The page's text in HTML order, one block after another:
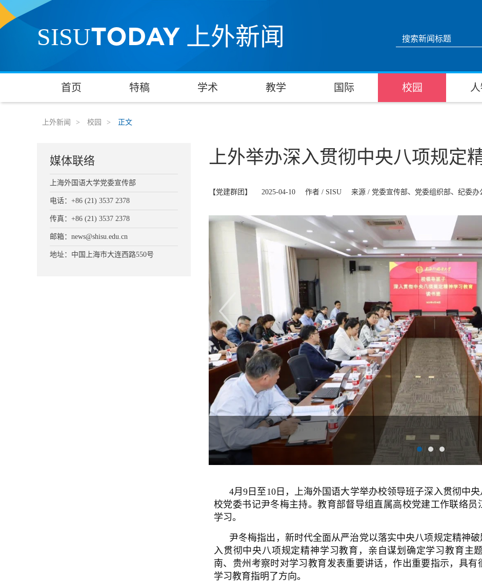
SISUTODAY 上外新闻
首页 特稿 学术 教学 国际 校园
上外新闻 > 校园 > 正文
上外举办深入贯彻中央八项规定
【党建群团】 2025-04-10 作者 / SISU 来源 / 党委宣传部、党委组织部、纪委办
4月9日至10日，上海外国语大学举办校领导班子深入贯彻中
校党委书记尹冬梅主持。教育部督导组直属高校党建工作联络
学习。
尹冬梅指出，新时代全面从严治党以落实中央八项规定精神
入贯彻中央八项规定精神学习教育，亲自谋划确定学习教育主
南、贵州考察时对学习教育发表重要讲话，作出重要指示，具
学习教育指明了方向。
媒体联络
上海外国语大学党委宣传部
电话：+86 (21) 3537 2378
传真：+86 (21) 3537 2378
邮箱：news@shisu.edu.cn
地址：中国上海市大连西路550号